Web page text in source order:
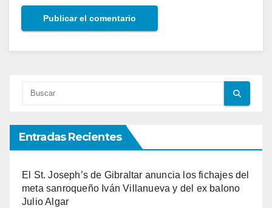
Entradas Recientes
El St. Joseph’s de Gibraltar anuncia los fichajes del
meta sanroqueño Iván Villanueva y del ex balono
Julio Algar